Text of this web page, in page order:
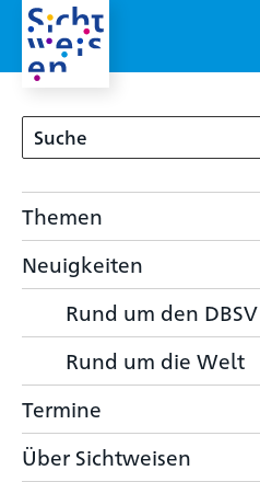
Themen
Neuigkeiten
Rund um den DBSV
Rund um die Welt
Termine
Über Sichtweisen